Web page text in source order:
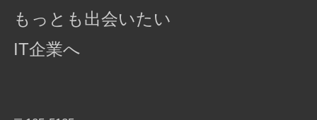
もっとも出会いたい
IT企業へ